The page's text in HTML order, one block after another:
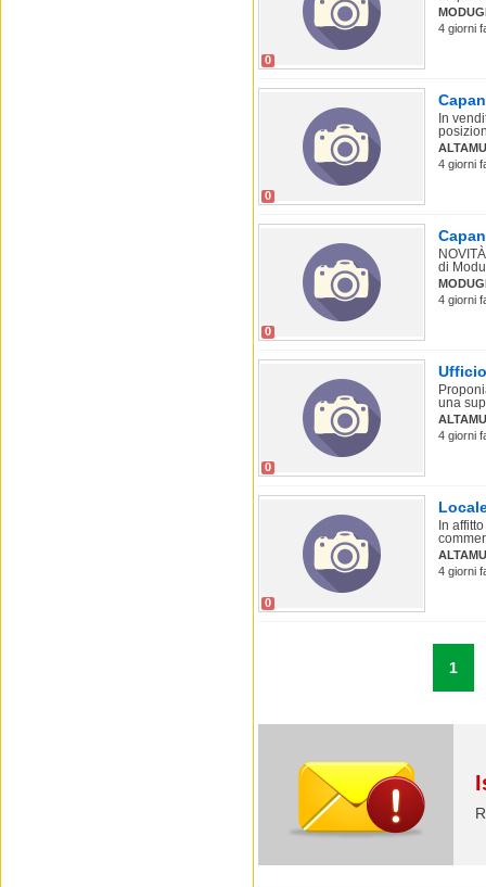
0
4 giorni
0
In
4 giorni
0
di
4 giorni
0
una
4 giorni
0
In
4 giorni
1